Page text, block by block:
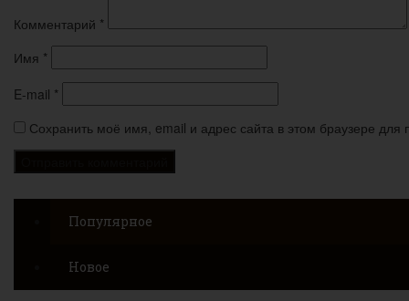
Комментарий *
Имя *
E-mail *
Сохранить моё имя, email и адрес сайта в этом браузере
Популярное
Новое